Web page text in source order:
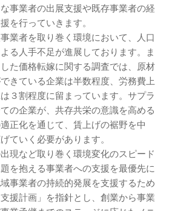
事業者の出展支援や既存事業者の経
を行っていきます。
業者を取り巻く環境において、人口
る人手不足が進展しております。ま
た価格転嫁に関する調査では、原材
きている企業は半数程度、労務費上
３割程度に留まっています。サプラ
の企業が、共存共栄の意識を高める
正化を通じて、賃上げの裾野を中
ていく必要があります。
現など取り巻く環境変化のスピード
を抱える事業者への支援を最優先に
事業者の持続的発展を支援するため
援計画」を指針とし、創業から事業